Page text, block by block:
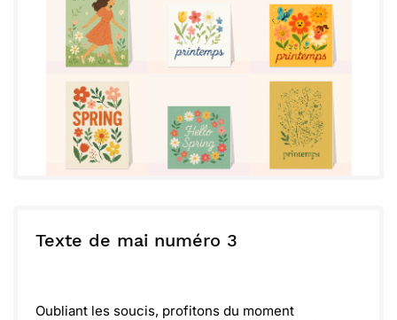
Texte de mai numéro 3
Oubliant les soucis, profitons du moment